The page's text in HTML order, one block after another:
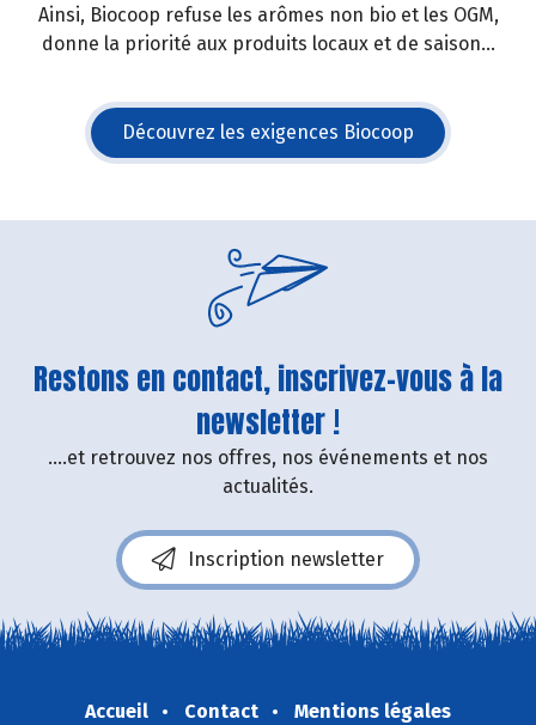
Ainsi, Biocoop refuse les arômes non bio et les OGM,
donne la priorité aux produits locaux et de saison...
Découvrez les exigences Biocoop
(s'ouvre dans une nouvelle
Restons en contact, inscrivez-vous à la
newsletter !
....et retrouvez nos offres, nos événements et nos
actualités.
Inscription newsletter
Accueil Contact
Mentions légales